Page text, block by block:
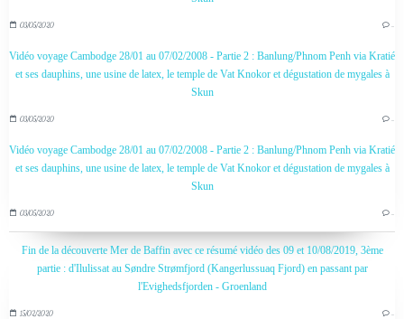
03/05/2020 …
Vidéo voyage Cambodge 28/01 au 07/02/2008 - Partie 2 : Banlung/Phnom Penh via Kratié
et ses dauphins, une usine de latex, le temple de Vat Knokor et dégustation de mygales à
Skun
03/05/2020 …
Vidéo voyage Cambodge 28/01 au 07/02/2008 - Partie 2 : Banlung/Phnom Penh via Kratié
et ses dauphins, une usine de latex, le temple de Vat Knokor et dégustation de mygales à
Skun
03/05/2020 …
Fin de la découverte Mer de Baffin avec ce résumé vidéo des 09 et 10/08/2019, 3ème
partie : d'Ilulissat au Søndre Strømfjord (Kangerlussuaq Fjord) en passant par
l'Evighedsfjorden - Groenland
15/02/2020 …